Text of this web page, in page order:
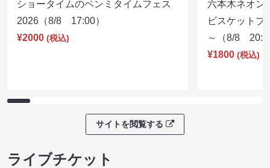
ショータイムのペンミタイムフェス
2026（8/8 17:00）
¥2000 (税込)
六本木ネオン
ビスケットブ
～（8/8
¥1800 (税込)
サイトを閲覧する
ライブチケット